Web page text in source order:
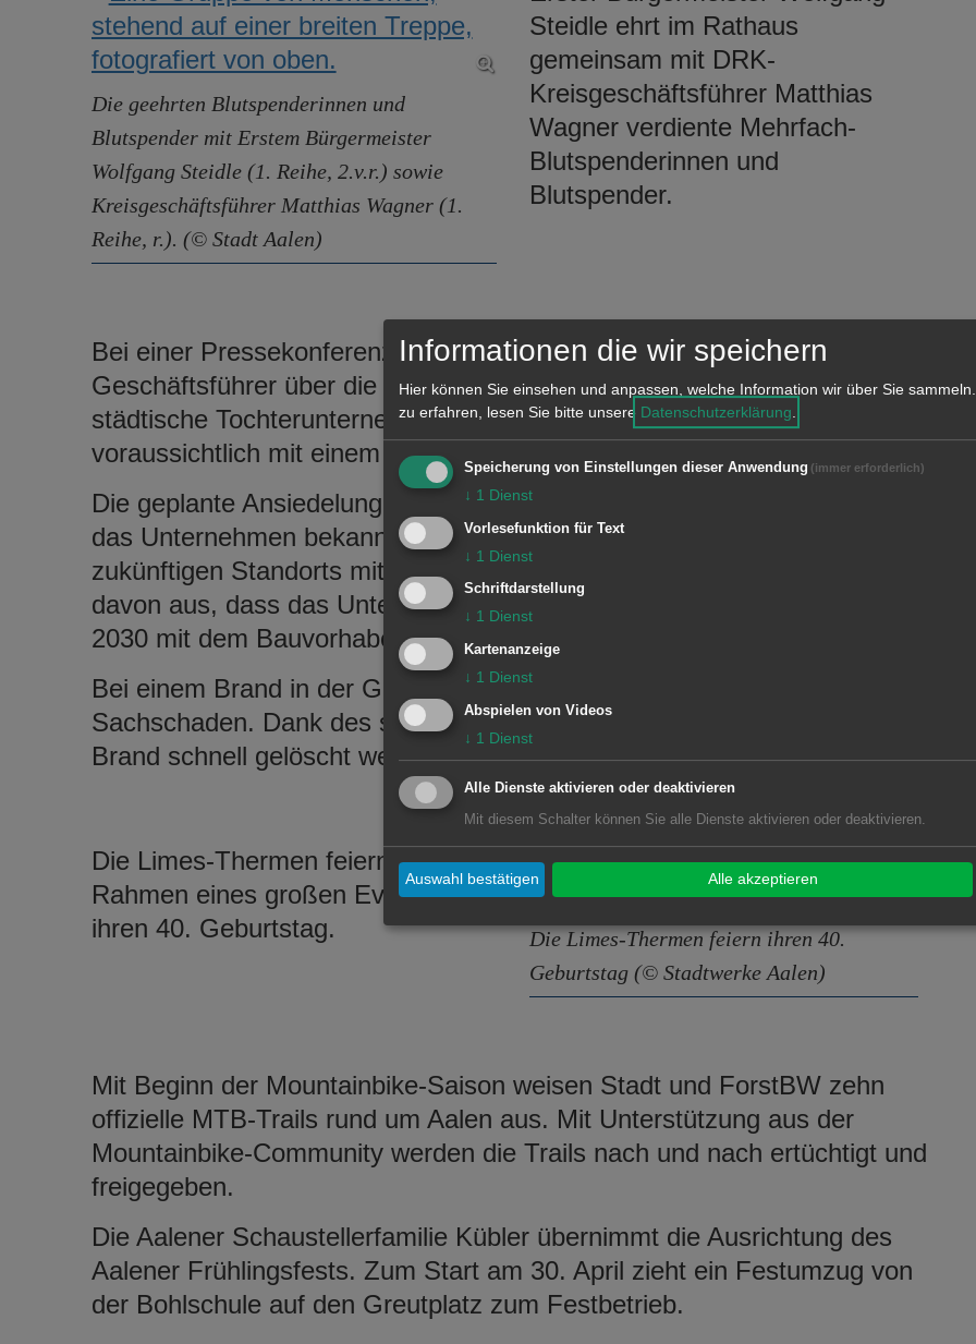
Die geehrten Blutspenderinnen und
Blutspender mit Erstem Bürgermeister
Wolfgang Steidle (1. Reihe, 2.v.r.) sowie
Kreisgeschäftsführer Matthias Wagner (1.
Reihe, r.). (© Stadt Aalen)
Steidle ehrt im Rathaus
gemeinsam mit DRK-
Kreisgeschäftsführer Matthias
Wagner verdiente Mehrfach-
Blutspenderinnen und
Blutspender.
Bei einer Pressekonferenz informieren die Stadtspitze und der
Geschäftsführer über die finanzielle Situation der Stadtwerke. Das
städtische Tochterunternehmen wird im Geschäftsjahr 2024
voraussichtlich mit einem millionenschweren Defizit abschließen.
Die geplante Ansiedelung der Firma ZEISS in Ebnat verzögert sich. Wie
das Unternehmen bekannt gibt, verschiebe man den Baustart des
zukünftigen Standorts mit rund 2.500 Arbeitsplätzen. Die Stadt geht
davon aus, dass das Unternehmen, wie vertraglich vereinbart, spätestens
2030 mit dem Bauvorhaben beginnen wird.
Bei einem Brand in der Galgenberg-Realschule entsteht erheblicher
Sachschaden. Dank des schnellen Eingreifens der Feuerwehr kann der
Brand schnell gelöscht werden.
Die Limes-Thermen feiern ihren 40.
Geburtstag (© Stadtwerke Aalen)
Die Limes-Thermen feiern im
Rahmen eines großen Event-Tages
ihren 40. Geburtstag.
Mit Beginn der Mountainbike-Saison weisen Stadt und ForstBW zehn
offizielle MTB-Trails rund um Aalen aus. Mit Unterstützung aus der
Mountainbike-Community werden die Trails nach und nach ertüchtigt und
freigegeben.
Die Aalener Schaustellerfamilie Kübler übernimmt die Ausrichtung des
Aalener Frühlingsfests. Zum Start am 30. April zieht ein Festumzug von
der Bohlschule auf den Greutplatz zum Festbetrieb.
Informationen die wir speichern
Hier können Sie einsehen und anpassen, welche Information wir über Sie sammeln.
zu erfahren, lesen Sie bitte unsere Datenschutzerklärung
Speicherung von Einstellungen dieser Anwendung (immer erforderlich)
↓ 1 Dienst
Vorlesefunktion für Text
↓ 1 Dienst
Schriftdarstellung
↓ 1 Dienst
Kartenanzeige
↓ 1 Dienst
Abspielen von Videos
↓ 1 Dienst
Alle Dienste aktivieren oder deaktivieren
Mit diesem Schalter können Sie alle Dienste aktivieren oder deaktivieren.
Auswahl bestätigen Alle akzeptieren